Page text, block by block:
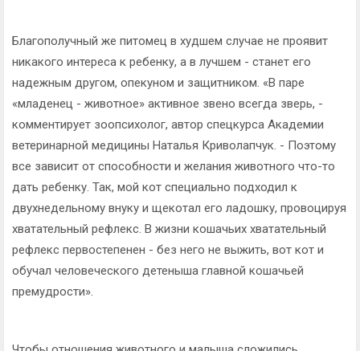
Благополучный же питомец в худшем случае не проявит
никакого интереса к ребенку, а в лучшем - станет его
надежным другом, опекуном и защитником. «В паре
«младенец - животное» активное звено всегда зверь, -
комментирует зоопсихолог, автор спецкурса Академии
ветеринарной медицины Наталья Криволапчук. - Поэтому
все зависит от способности и желания животного что-то
дать ребенку. Так, мой кот специально подходил к
двухнедельному внуку и щекотал его ладошку, провоцируя
хватательный рефлекс. В жизни кошачьих хватательный
рефлекс первостепенен - без него не выжить, вот кот и
обучал человеческого детеныша главной кошачьей
премудрости».